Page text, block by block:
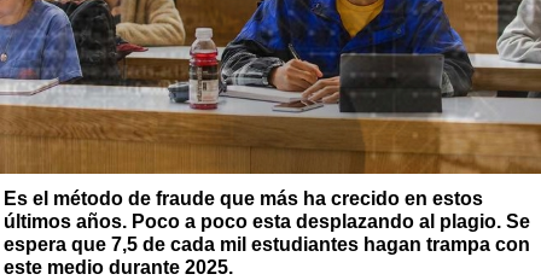
Es el método de fraude que más ha crecido en estos
últimos años. Poco a poco esta desplazando al plagio. Se
espera que 7,5 de cada mil estudiantes hagan trampa con
este medio durante 2025.